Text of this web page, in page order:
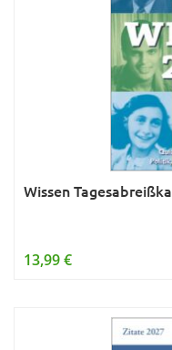
Wissen
13,99 €